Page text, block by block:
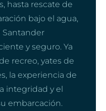
hasta rescate de
bajo el agua,
Santander
y seguro. Ya
recreo, yates de
la experiencia de
integridad y el
embarcación.